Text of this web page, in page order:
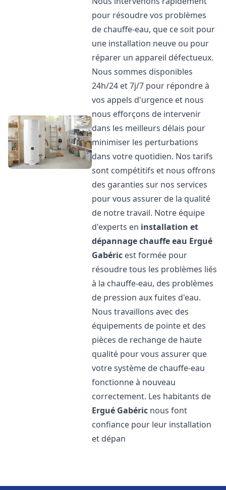
pour résoudre vos problèmes
de chauffe-eau, que ce soit pour
une installation neuve ou pour
réparer un appareil défectueux.
Nous sommes disponibles
24h/24 et 7j/7 pour répondre à
vos appels d'urgence et nous
nous efforçons de intervenir
dans les meilleurs délais pour
minimiser les perturbations
dans votre quotidien. Nos tarifs
sont compétitifs et nous offrons
des garanties sur nos services
pour vous assurer de la qualité
de notre travail. Notre équipe
d'experts en installation et
dépannage chauffe eau Ergué
Gabéric est formée pour
résoudre tous les problèmes liés
à la chauffe-eau, des problèmes
de pression aux fuites d'eau.
Nous travaillons avec des
équipements de pointe et des
pièces de rechange de haute
qualité pour vous assurer que
votre système de chauffe-eau
fonctionne à nouveau
correctement. Les habitants de
Ergué Gabéric nous font
confiance pour leur installation
et dépan